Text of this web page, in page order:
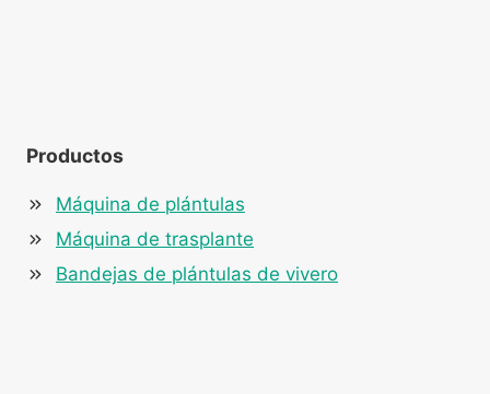
Productos
Máquina de plántulas
Máquina de trasplante
Bandejas de plántulas de vivero